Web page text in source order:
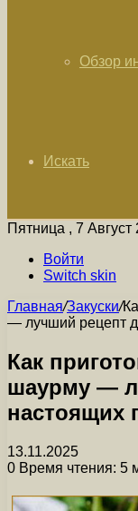
Обзор
Искать
Пятница , 7 Август
Войти
Switch skin
Главная/Закуски/
— лучший рецепт
Как
шаурму —
настоящих
13.11.2025
0 Время чтения: 5